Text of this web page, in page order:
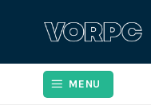
MENU